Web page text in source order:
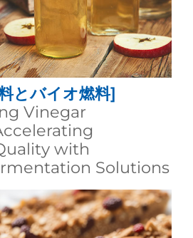
とバイオ燃料]
Vinegar
with
Solutions